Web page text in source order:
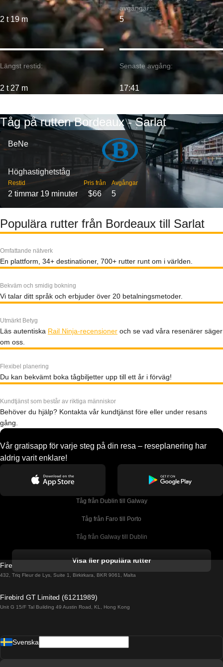
2 t 19 m
Längst restid:
2 t 27 m
avgångar:
5
Senaste avgång:
17:41
Tåg på rutten Bordeaux - Sarlat
BeNe
Höghastighetståg
Restid
2 timmar 19 minuter
Pris från
$66
Avgångar
5
Populära rutter från Bordeaux till Sarlat
Omfattande nätverk
En plattform, 34+ destinationer, 700+ rutter runt om i världen.
Bekväm och smidig bokning
Vi talar ditt språk och erbjuder över 20 betalningsmetoder.
Utmärkt Betyg
Läs autentiska Rail Ninja-recensioner och se vad våra resenärer säger
om oss.
Flexibel planering
Du kan bekvämt boka tågbiljetter upp till ett år i förväg!
Kundtjänst som består av riktiga människor
Behöver du hjälp? Kontakta vår kundtjänst före eller under resans
gång.
Vår gratisapp för varje steg på din resa – reseplanering har
aldrig varit enklare!
Tåg från Dublin till Galway
Tåg från Faro till Porto
Tåg från Galway till Dublin
Tåg från Porto till Faro
Tåg från Barcelona till Madrid
Visa fler populära rutter
Firebird GT Limited (OC 1451)
432, Triq Fleur de Lys, Suite 1, Birkirkara, BKR 9061, Malta
Firebird GT Limited (61211989)
Unit G 15/F Tal Building 49 Austin Road, KL, Hong Kong
Svenska